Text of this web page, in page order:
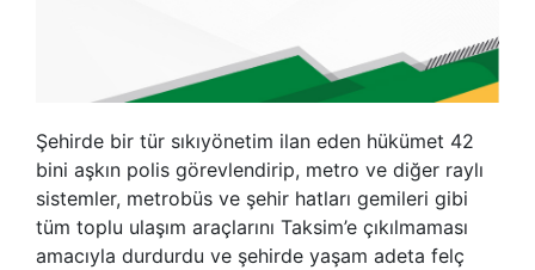
Şehirde bir tür sıkıyönetim ilan eden hükümet 42
bini aşkın polis görevlendirip, metro ve diğer raylı
sistemler, metrobüs ve şehir hatları gemileri gibi
tüm toplu ulaşım araçlarını Taksim’e çıkılmaması
amacıyla durdurdu ve şehirde yaşam adeta felç